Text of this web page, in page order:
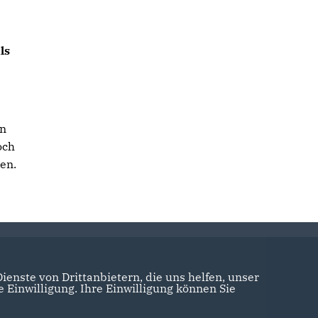
von Drittanbietern, die uns helfen, unser
Einwilligung. Ihre Einwilligung können Sie